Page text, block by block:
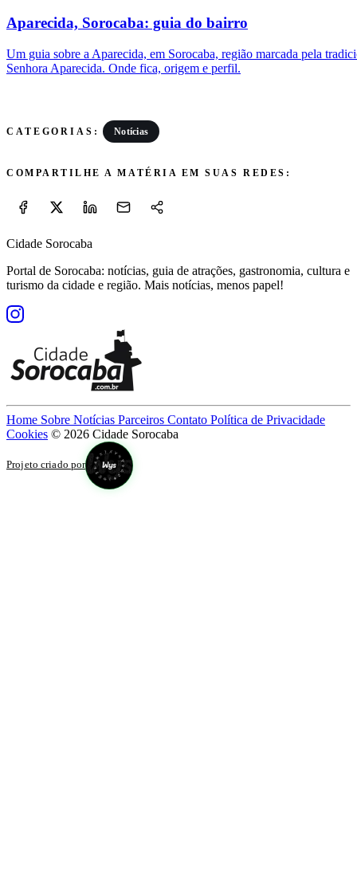
Aparecida, Sorocaba: guia do bairro
Um guia sobre a Aparecida, em Sorocaba, região marcada pela
Senhora Aparecida. Onde fica, origem e perfil.
CATEGORIAS: Notícias
COMPARTILHE A MATÉRIA EM SUAS REDES:
Cidade Sorocaba
Portal de Sorocaba: notícias, guia de atrações, gastronomia, cultura e
turismo da cidade e região. Mais notícias, menos papel!
Home Sobre Notícias Parceiros Contato Política de Privacidade
Cookies © 2026 Cidade Sorocaba
Projeto criado por